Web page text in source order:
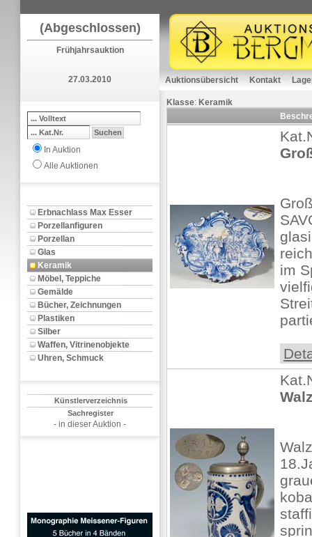
(Abgeschlossen)
Frühjahrsauktion
27.03.2010
In Auktion
Alle Auktionen
Erbnachlass Max Esser
Porzellanfiguren
Porzellan
Glas
Keramik
Möbel, Teppiche
Gemälde
Bücher, Zeichnungen
Plastiken
Silber
Waffen, Vitrinenobjekte
Uhren, Schmuck
Künstlerverzeichnis
Sachregister
- in dieser Auktion -
Auktionsübersicht Kontakt
Klasse: Keramik
im